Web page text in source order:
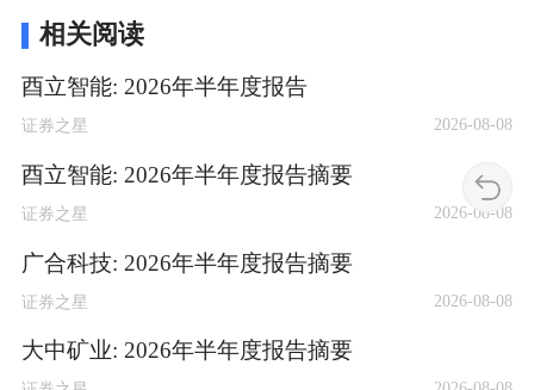
相关阅读
酉立智能: 2026年半年度报告
证券之星 2026-08-08
酉立智能: 2026年半年度报告摘要
证券之星 2026-08-08
广合科技: 2026年半年度报告摘要
证券之星 2026-08-08
大中矿业: 2026年半年度报告摘要